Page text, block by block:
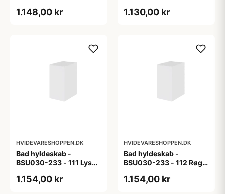
1.148,00 kr 1.130,00 kr
HVIDEVARESHOPPEN.DK
Bad hyldeskab -
BSU030-233 - 111 Lys
1.154,00 kr
HVIDEVARESHOPPEN.DK
Bad hyldeskab -
BSU030-233 - 112 Røget
1.154,00 kr